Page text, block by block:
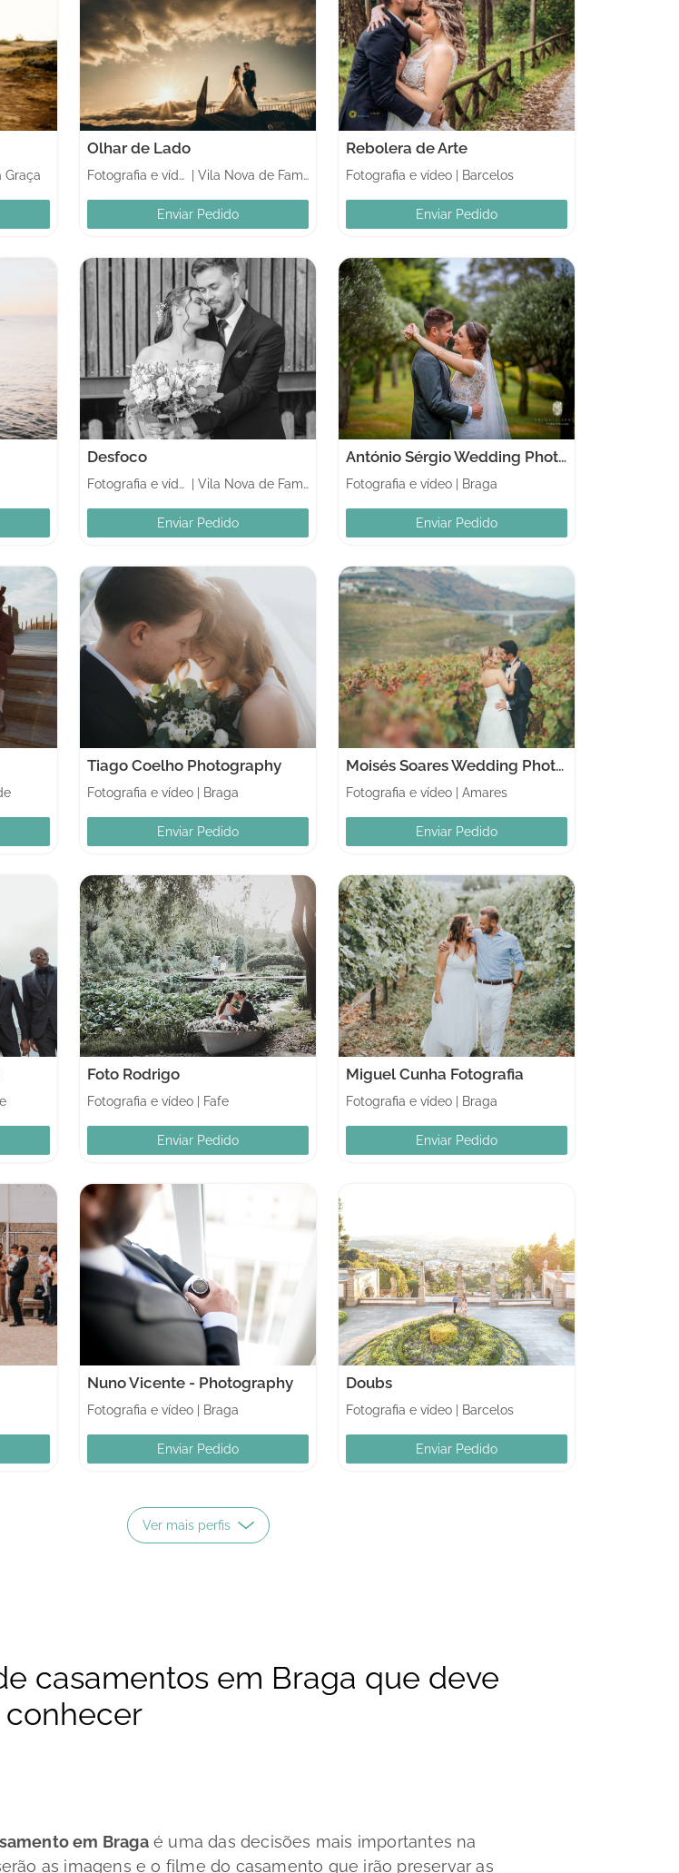
Graça
Olhar de Lado
Fotografia e vídeo Vila Nova de Famalicão
Enviar Pedido
Rebolera de Arte
Fotografia e vídeo Barcelos
Enviar Pedido
Desfoco
Fotografia e vídeo Vila Nova de Famalicão
Enviar Pedido
António Sérgio Wedding Photography
Fotografia e vídeo Braga
Enviar Pedido
Tiago Coelho Photography
Fotografia e vídeo Braga
Enviar Pedido
Moisés Soares Wedding Photographer
Fotografia e vídeo Amares
Enviar Pedido
Foto Rodrigo
Fotografia e vídeo Fafe
Enviar Pedido
Miguel Cunha Fotografia
Fotografia e vídeo Braga
Enviar Pedido
Nuno Vicente - Photography
Fotografia e vídeo Braga
Enviar Pedido
Doubs
Fotografia e vídeo Barcelos
Enviar Pedido
Ver mais perfis
casamentos em Braga que deve
conhecer
em Bragaé uma das decisões mais importantes na
as imagens e o filme do casamento que irão preservar as